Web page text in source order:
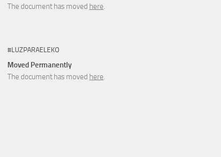
The document has moved here.
#LUZPARAELEKO
Moved Permanently
The document has moved here.